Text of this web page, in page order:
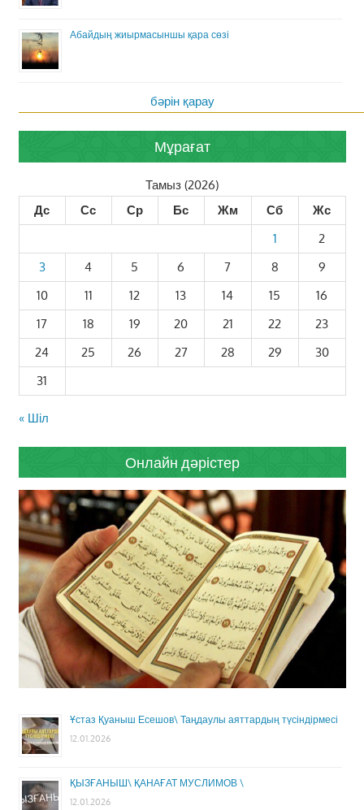
Абайдың жиырмасыншы қара сөзі
бәрін қарау
Мұрағат
Тамыз (2026)
Дс
Сс Ср Бс Жм Сб
Жс
1
2
3
4 5 6 7 8
9
10
11 12 13 14 15
16
17
18 19 20 21 22
23
24
25 26 27 28 29
30
31
« Шіл
Онлайн дәрістер
Ұстаз Қуаныш Есешов\ Таңдаулы аяттардың түсіндірмесі
12.01.2026
ҚЫЗҒАНЫШ\ ҚАНАҒАТ МУСЛИМОВ \
12.01.2026